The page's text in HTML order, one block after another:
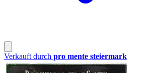
Verkauft durch pro mente steiermark